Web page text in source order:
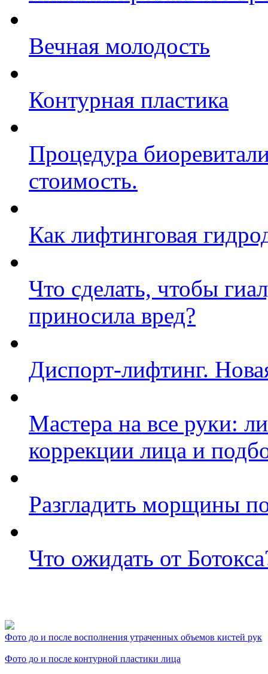
Вечная молодость
Контурная пластика
Процедура
стоимость.
Как лифтинговая
Что сделать, чтобы
приносила вред?
Диспорт-лифтинг.
Мастера на все руки:
коррекции лица и
Разгладить морщины
Что ожидать от
Фото до и после восполнения утраченных объемов кистей рук
Фото до и после контурной пластики лица